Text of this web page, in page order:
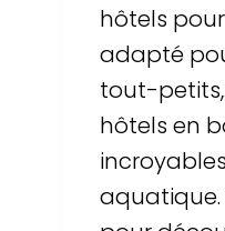
hôtels
adapté
tout-
hôtels en
aquatique.